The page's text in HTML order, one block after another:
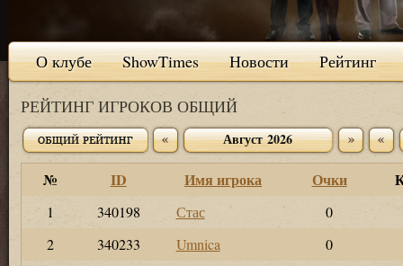
О клубе ShowTimes Новости Рейтинг
РЕЙТИНГ ИГРОКОВ ОБЩИЙ
Август 2026
№ ID Имя игрока Очки
1 340198 Стас
0
2
340233 Umnica
0